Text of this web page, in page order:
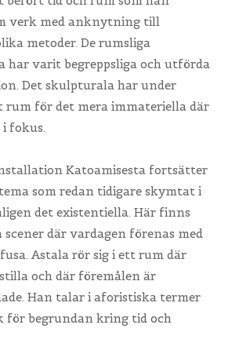
verk med anknytning till
metoder. De rumsliga
har varit begreppsliga och utförda
Det skulpturala har under
rum för det mera immateriella där
fokus.
Katoamisesta fortsätter
som redan tidigare skymtat i
det existentiella. Här finns
där vardagen förenas med
Astala rör sig i ett rum där
och där föremålen är
Han talar i aforistiska termer
för begrundan kring tid och